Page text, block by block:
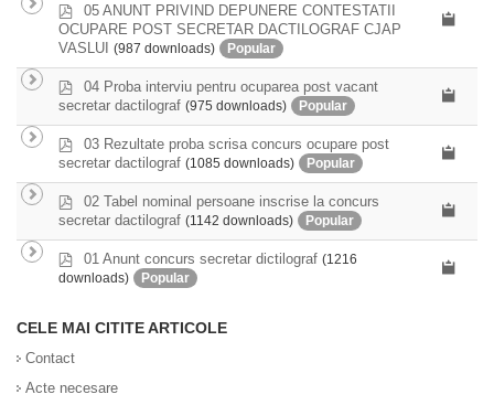
d
f
05 ANUNT PRIVIND DEPUNERE CONTESTATII
OCUPARE POST SECRETAR DACTILOGRAF CJAP
VASLUI
(987 downloads) Popular
d
04 Proba interviu pentru ocuparea post vacant
secretar dactilograf (975 downloads) Popular
d
03 Rezultate proba scrisa concurs ocupare post
secretar dactilograf (1085 downloads) Popular
d
02 Tabel nominal persoane inscrise la concurs
secretar dactilograf (1142 downloads) Popular
d
01 Anunt concurs secretar dictilograf (1216
downloads)
Popular
CELE MAI CITITE ARTICOLE
Contact
Acte necesare